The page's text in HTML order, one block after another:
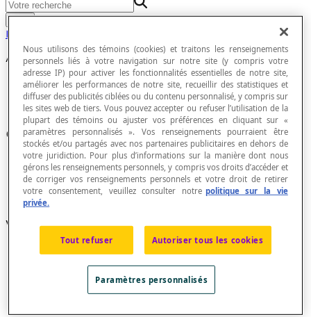
Aller
Probabilité
Aléatoire
Qui dépend complètement duhasard.
Voir aussi :
Échantillon aléatoire
Expérience aléatoire
Nombre aléatoire
Nous utilisons des témoins (cookies) et traitons les renseignements
personnels liés à votre navigation sur notre site (y compris votre
adresse IP) pour activer les fonctionnalités essentielles de notre site,
améliorer les performances de notre site, recueillir des statistiques et
diffuser des publicités ciblées ou du contenu personnalisé, y compris sur
les sites web de tiers. Vous pouvez accepter ou refuser l’utilisation de la
plupart des témoins ou ajuster vos préférences en cliquant sur «
paramètres personnalisés ». Vos renseignements pourraient être
stockés et/ou partagés avec nos partenaires publicitaires en dehors de
votre juridiction. Pour plus d’informations sur la manière dont nous
gérons les renseignements personnels, y compris vos droits d’accéder et
de corriger vos renseignements personnels et votre droit de retirer
votre consentement, veuillez consulter notre politique sur la vie
privée.
Tout refuser Autoriser tous les cookies
Paramètres personnalisés